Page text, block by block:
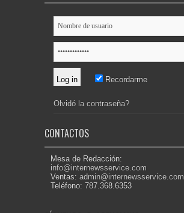
Recordarme
Olvidó la contraseña?
CONTACTOS
Mesa de Redacción:
info@internewsservice.com
Ventas: admin@internewsservice.com
Teléfono: 787.368.6353